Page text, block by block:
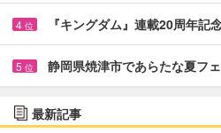
4 位 『キングダム』連載20周年
5 位 静岡県焼津市であらたな夏フ
最新記事